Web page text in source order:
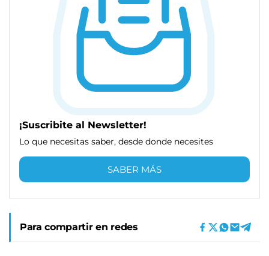
¡Suscribite al Newsletter!
Lo que necesitas saber, desde donde necesites
SABER MÁS
Para compartir en redes